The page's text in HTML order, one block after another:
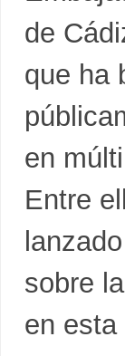
de
que ha
en
Entre
sobre
en esta